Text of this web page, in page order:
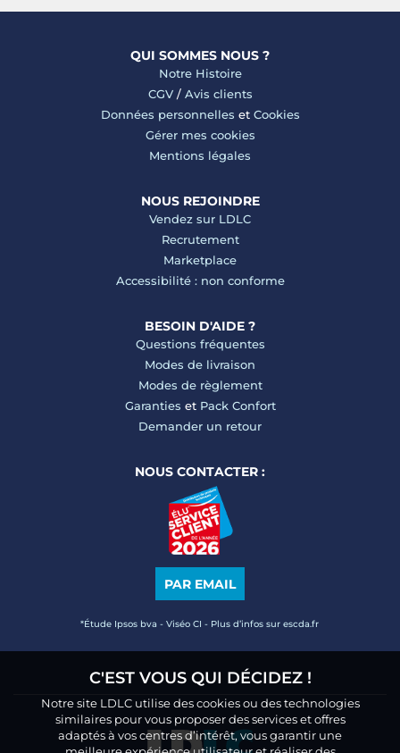
QUI SOMMES NOUS ?
Notre Histoire
CGV/ Avis clients
Données personnelles et Cookies
Gérer mes cookies
Mentions légales
NOUS REJOINDRE
Vendez sur LDLC
Recrutement
Marketplace
Accessibilité : non conforme
BESOIN D'AIDE ?
Questions fréquentes
Modes de livraison
Modes de règlement
Garanties et Pack Confort
Demander un retour
NOUS CONTACTER :
PAR EMAIL
*Étude Ipsos bva - Viséo CI - Plus d’infos sur escda.fr
C'EST VOUS QUI DÉCIDEZ !
Notre site LDLC utilise des cookies ou des technologies
similaires pour vous proposer des services et offres
adaptés à vos centres d’intérêt, vous garantir une